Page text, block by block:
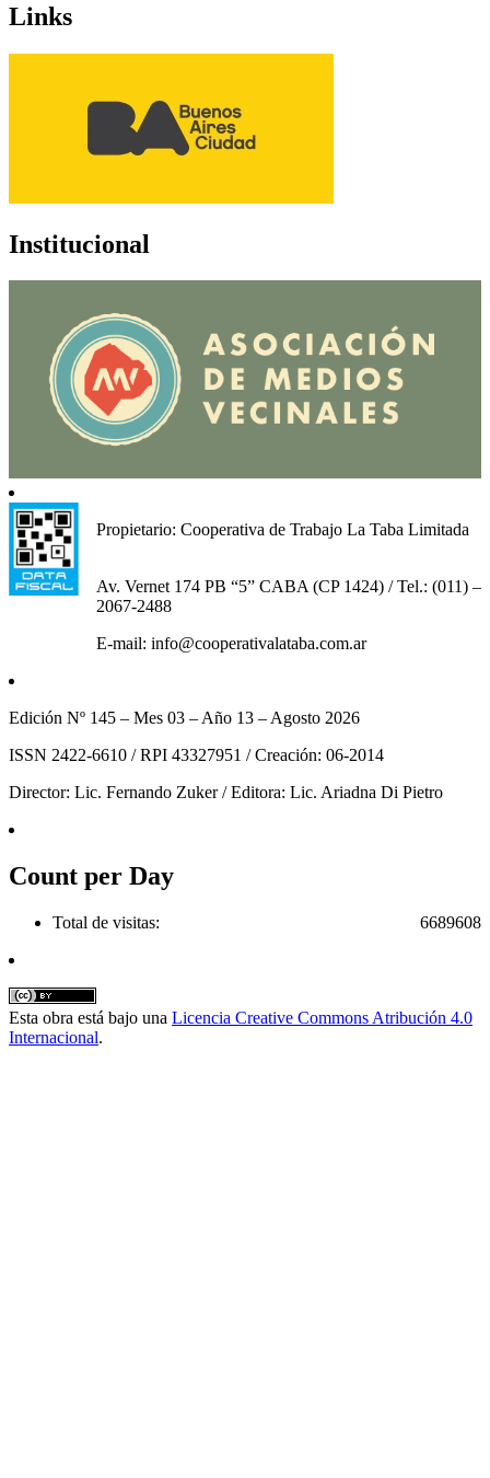
Links
Institucional
Propietario: Cooperativa de Trabajo La Taba Limitada
Av. Vernet 174 PB “5” CABA (CP 1424) / Tel.: (011) –
2067-2488
E-mail: info@cooperativalataba.com.ar
Edición Nº 145 – Mes 03 – Año 13 – Agosto 2026
ISSN 2422-6610 / RPI 43327951 / Creación: 06-2014
Director: Lic. Fernando Zuker / Editora: Lic. Ariadna Di Pietro
Count per Day
6689608
Total de visitas:
Esta obra está bajo una Licencia Creative Commons Atribución 4.0
Internacional.